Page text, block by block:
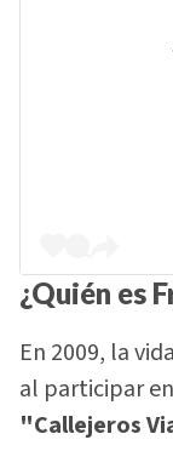
¿Quién es
En 2009, la
al participar
"Callejeros